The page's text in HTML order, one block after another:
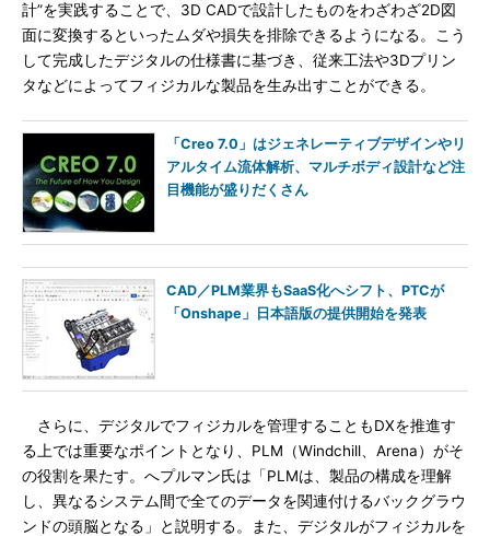
計”を実践することで、3D CADで設計したものをわざわざ2D図
面に変換するといったムダや損失を排除できるようになる。こう
して完成したデジタルの仕様書に基づき、従来工法や3Dプリン
タなどによってフィジカルな製品を生み出すことができる。
「Creo 7.0」はジェネレーティブデザインやリ
アルタイム流体解析、マルチボディ設計など注
目機能が盛りだくさん
CAD／PLM業界もSaaS化へシフト、PTCが
「Onshape」日本語版の提供開始を発表
さらに、デジタルでフィジカルを管理することもDXを推進す
る上では重要なポイントとなり、PLM（Windchill、Arena）がそ
の役割を果たす。へプルマン氏は「PLMは、製品の構成を理解
し、異なるシステム間で全てのデータを関連付けるバックグラウ
ンドの頭脳となる」と説明する。また、デジタルがフィジカルを